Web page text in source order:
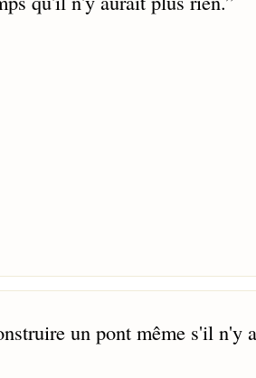
un pont même s'il n'y a